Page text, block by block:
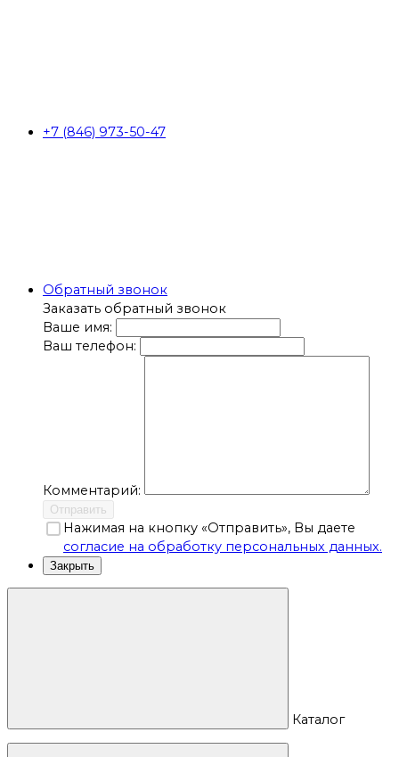
+7 (846) 973-50-47
Обратный звонок
Заказать обратный звонок
Ваше имя:
Ваш телефон:
Комментарий:
Отправить
Нажимая на кнопку «Отправить», Вы даете
согласие на обработку персональных данных.
Закрыть
Каталог